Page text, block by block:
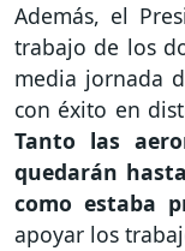
Además, el
trabajo de los
media jornada
con éxito en
Tanto las
quedarán
como estaba
apoyar los